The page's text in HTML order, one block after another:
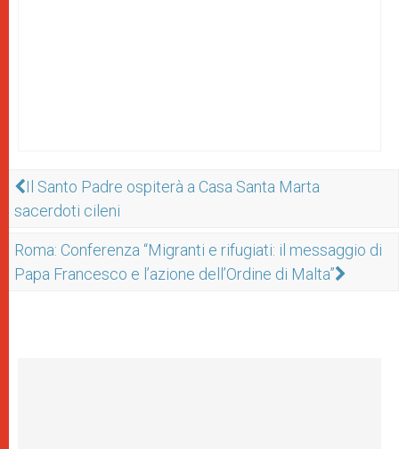
Il Santo Padre ospiterà a Casa Santa Marta
sacerdoti cileni
Roma: Conferenza “Migranti e rifugiati: il messaggio di
Papa Francesco e l’azione dell’Ordine di Malta”